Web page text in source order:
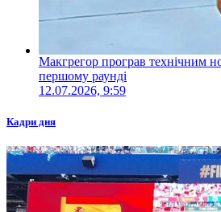
Макгрегор програв технічним
першому раунді
12.07.2026, 9:59
Кадри дня